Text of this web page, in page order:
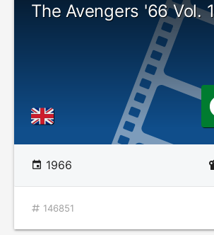
The Avengers '66 Vol. 1
1966
146851